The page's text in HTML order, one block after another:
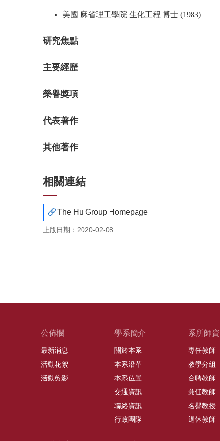
美國 麻省理工學院 生化工程 博士 (1983)
研究焦點
主要經歷
榮譽獎項
代表著作
其他著作
相關連結
The Hu Group Homepage
上版日期：2020-02-08
公佈欄
最新消息
活動花絮
活動剪影
學系簡介
關於本系
本系沿革
本系位置
交通資訊
聯絡資訊
行政團隊
系所師資
專任教師
教學分組
合聘教師
兼任教師
名譽教授
退休教師